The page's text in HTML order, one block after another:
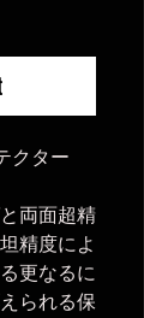
クター
両面超精
精度によ
更なるに
られる保